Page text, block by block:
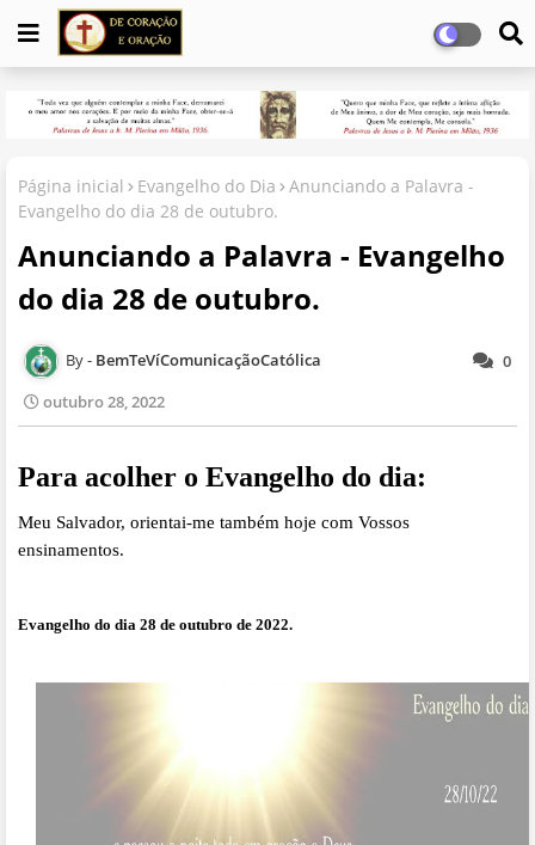
Página inicial Evangelho do Dia
Anunciando a Palavra -
Evangelho do dia 28 de outubro.
Anunciando a Palavra - Evangelho
do dia 28 de outubro.
0
BemTeVíComunicaçãoCatólica
outubro 28, 2022
Para acolher o Evangelho do dia:
Meu Salvador, orientai-me também hoje com Vossos
ensinamentos.
Evangelho do dia 28 de outubro de 2022.